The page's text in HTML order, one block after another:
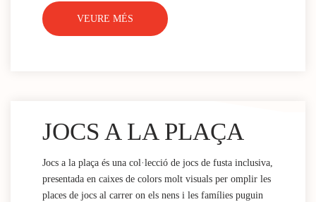
VEURE MÉS
JOCS A LA PLAÇA
Jocs a la plaça és una col·lecció de jocs de fusta inclusiva,
presentada en caixes de colors molt visuals per omplir les
places de jocs al carrer on els nens i les famílies puguin